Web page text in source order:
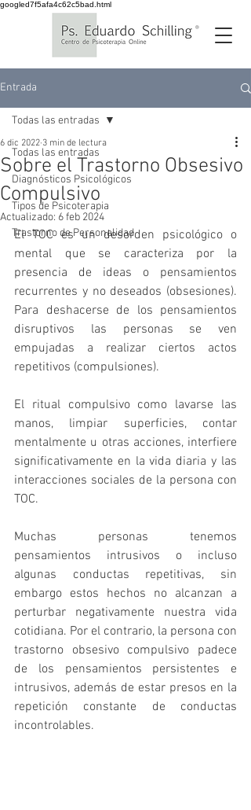
googled7f5afa4c62c5bad.html
Entrada
Todas las entradas
Diagnósticos Psicológicos
Tipos de Psicoterapia
Trastorno de Personalidad
Todas las entradas
Sobre el Trastorno Obsesivo
Compulsivo
6 dic 2022 3 min de lectura
Actualizado: 6 feb 2024
El TOC es un desorden psicológico o
mental que se caracteriza por la
presencia de ideas o pensamientos
recurrentes y no deseados (obsesiones).
Para deshacerse de los pensamientos
disruptivos las personas se ven
empujadas a realizar ciertos actos
repetitivos (compulsiones).
El ritual compulsivo como lavarse las
manos, limpiar superficies, contar
mentalmente u otras acciones, interfiere
significativamente en la vida diaria y las
interacciones sociales de la persona con
TOC.
Muchas personas tenemos
pensamientos intrusivos o incluso
algunas conductas repetitivas, sin
embargo estos hechos no alcanzan a
perturbar negativamente nuestra vida
cotidiana. Por el contrario, la persona con
trastorno obsesivo compulsivo padece
de los pensamientos persistentes e
intrusivos, además de estar presos en la
repetición constante de conductas
incontrolables.